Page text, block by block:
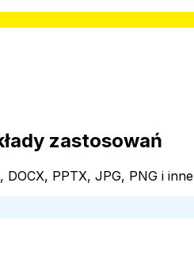
zastosowań
PPTX, JPG, PNG i inne